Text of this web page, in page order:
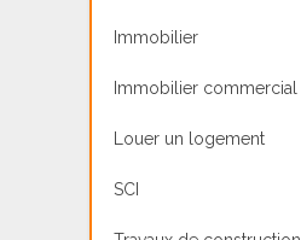
Immobilier
Immobilier commercial
Louer un logement
SCI